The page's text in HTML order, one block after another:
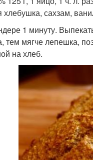
хлебушка, сахзам,
1 минуту.
мягче лепешка,
на хлеб.